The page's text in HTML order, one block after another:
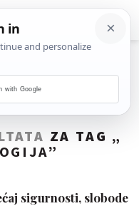
ZA TAG „
”
sigurnosti, slobode
with Google